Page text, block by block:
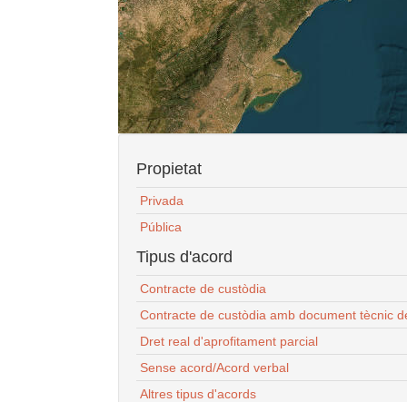
Propietat
Privada
Pública
Tipus d'acord
Contracte de custòdia
Contracte de custòdia amb document tècnic
Dret real d'aprofitament parcial
Sense acord/Acord verbal
Altres tipus d'acords